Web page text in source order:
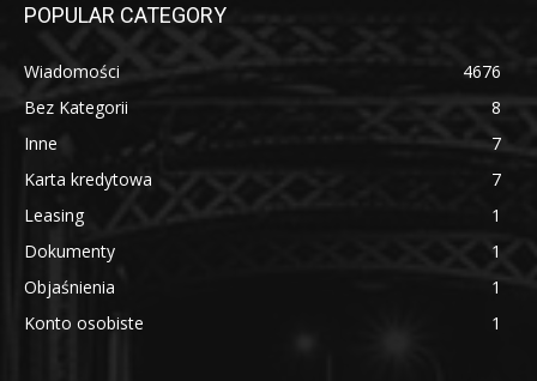
POPULAR CATEGORY
Wiadomości
4676
Bez Kategorii
8
Inne
7
Karta kredytowa
7
Leasing
1
Dokumenty
1
Objaśnienia
1
Konto osobiste
1